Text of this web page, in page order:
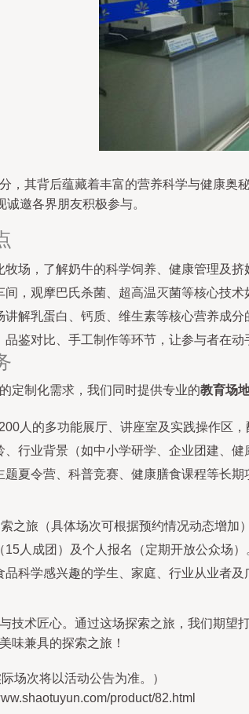
，其背后蕴藏着丰富的营养科学与健康奥
诚邀各界朋友积极参与。
场，了解奶牛的科学饲养、健康管理及挤
间，观摩巴氏杀菌、超高温灭菌等核心技
讲解乳蛋白、钙质、维生素等核心营养成分
品鉴对比、手工制作等环节，让参与者在
定制化需求，我们同时提供专业的教育场
人的多功能展厅、讲座室及实践操作区
、行业背景（如中小学研学、企业团建、
题夏令营、科普竞赛、健康膳食课程等长期
之旅（具体场次可根据预约情况动态增加）
15人成团）及个人报名（定期开放公众场）
品科学感兴趣的学生、家庭、行业从业者及
技术匠心。通过这场探索之旅，我们期望
味兼具的探索之旅！
场次将以活动公告为准。）
product/82.html